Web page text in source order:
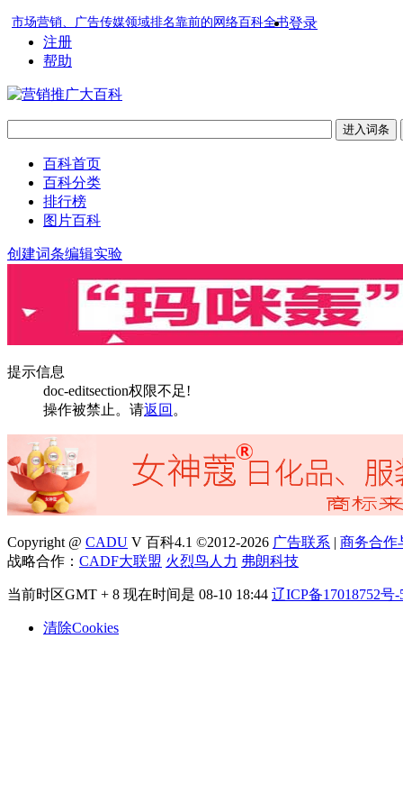
市场营销、广告传媒领域排名靠前的网络百科全书登录
注册
帮助
百科首页
百科分类
排行榜
图片百科
创建词条编辑实验
提示信息
doc-editsection权限不足!
操作被禁止。请返回 。
Copyright @ CADU V 百科4.1 ©2012-2026 广告联系 | 商务合作
战略合作： CADF大联盟 火烈鸟人力 弗朗科技
当前时区GMT + 8 现在时间是 08-10 18:44 辽ICP备17018752号-
清除Cookies